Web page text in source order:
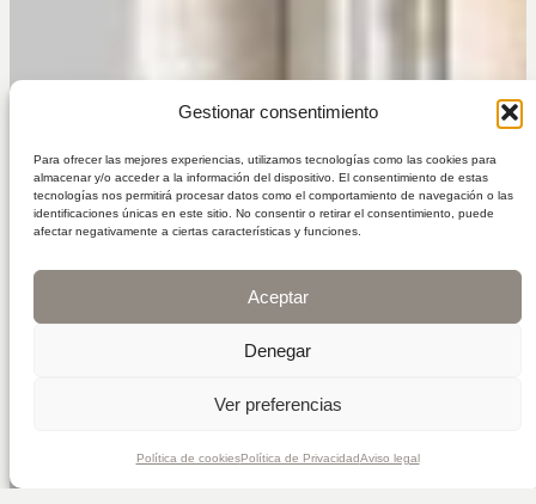
Gestionar consentimiento
Para ofrecer las mejores experiencias, utilizamos tecnologías como las cookies para
almacenar y/o acceder a la información del dispositivo. El consentimiento de estas
tecnologías nos permitirá procesar datos como el comportamiento de navegación o las
identificaciones únicas en este sitio. No consentir o retirar el consentimiento, puede
afectar negativamente a ciertas características y funciones.
Aceptar
Denegar
Ver preferencias
Política de cookiesPolítica de PrivacidadAviso legal